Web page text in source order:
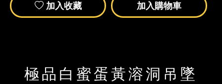
加入收藏 加入購物車
極品白蜜蛋黃溶洞吊墜